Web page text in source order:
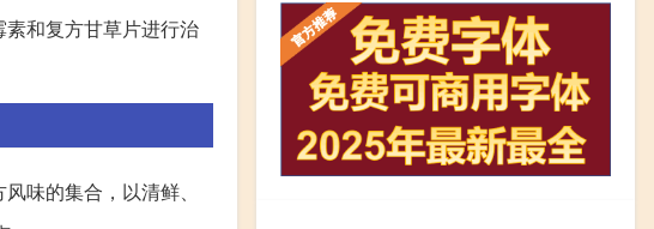
和复方甘草片进行治
味的集合，以清鲜、